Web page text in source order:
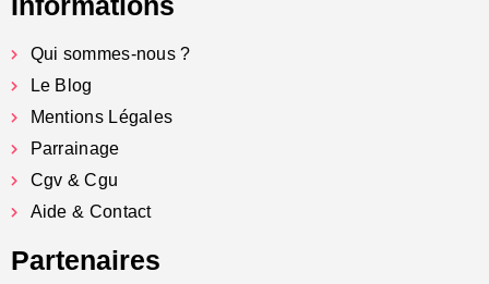
Qui sommes-nous ?
Le Blog
Mentions Légales
Parrainage
Cgv & Cgu
Aide & Contact
Partenaires